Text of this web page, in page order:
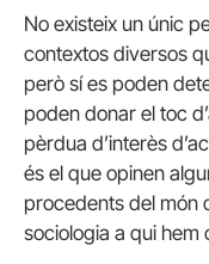
No existeix un únic
contextos diversos
però sí es poden
poden donar el toc
pèrdua d’interès
és el que opinen
procedents del món
sociologia a qui hem